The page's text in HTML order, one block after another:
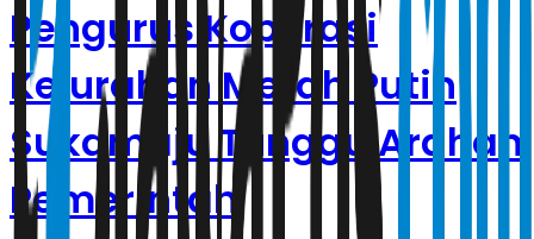
Pengurus Koperasi
Kelurahan Merah Putih
Sukamaju Tunggu Arahan
Pemerintah